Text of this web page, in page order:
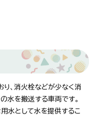
、消火栓などが少なく消
水を搬送する車両です。
水として水を提供するこ